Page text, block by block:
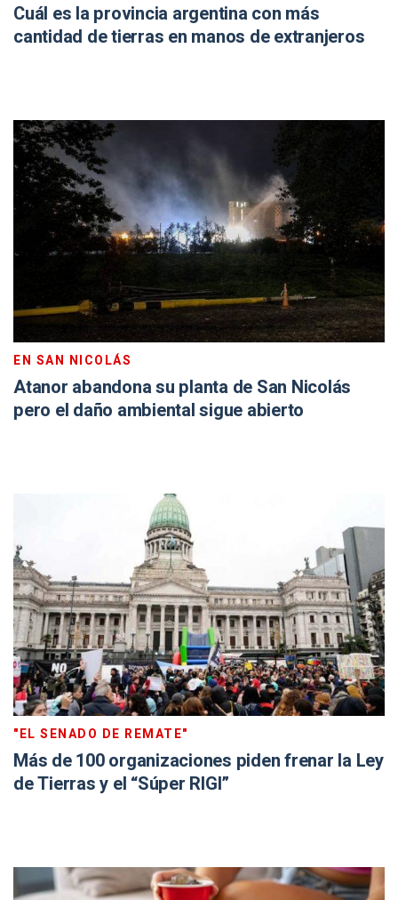
Cuál es la provincia argentina con más
cantidad de tierras en manos de extranjeros
EN SAN NICOLÁS
Atanor abandona su planta de San Nicolás
pero el daño ambiental sigue abierto
"EL SENADO DE REMATE"
Más de 100 organizaciones piden frenar la Ley
de Tierras y el “Súper RIGI”